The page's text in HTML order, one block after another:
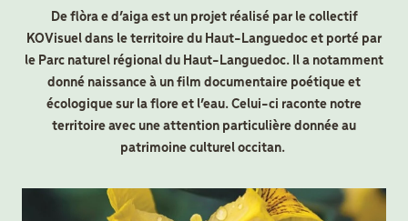
Parc
en
action
De flòra e d’aiga est un projet réalisé par le collectif
KOVisuel dans le territoire du Haut-Languedoc et porté par
le Parc naturel régional du Haut-Languedoc. Il a notamment
donné naissance à un film documentaire poétique et
écologique sur la flore et l’eau. Celui-ci raconte notre
territoire avec une attention particulière donnée au
patrimoine culturel occitan.